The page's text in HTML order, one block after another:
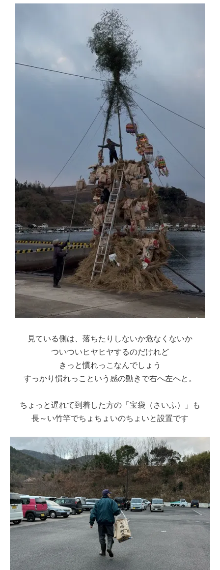
見ている側は、落ちたりしないか危なくないか
ついついヒヤヒヤするのだけれど
きっと慣れっこなんでしょう
すっかり慣れっこという感の動きで右へ左へと。
ちょっと遅れて到着した方の「宝袋（さいふ）」も
長～い竹竿でちょちょいのちょいと設置です